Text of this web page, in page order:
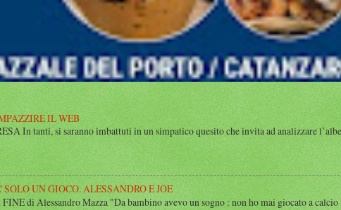
IL WEB
In tanti, si saranno imbattuti in un simpatico quesito che invita ad analizzare
UN GIOCO. ALESSANDRO E JOE
di Alessandro Mazza "Da bambino avevo un sogno : non ho mai giocato a calcio